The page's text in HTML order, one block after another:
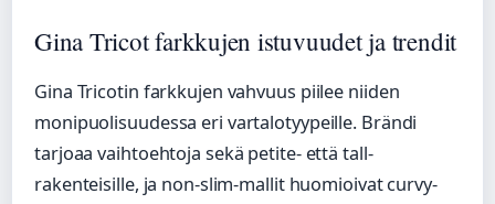
Gina Tricot farkkujen istuvuudet ja trendit
Gina Tricotin farkkujen vahvuus piilee niiden
monipuolisuudessa eri vartalotyypeille. Brändi
tarjoaa vaihtoehtoja sekä petite- että tall-
rakenteisille, ja non-slim-mallit huomioivat curvy-